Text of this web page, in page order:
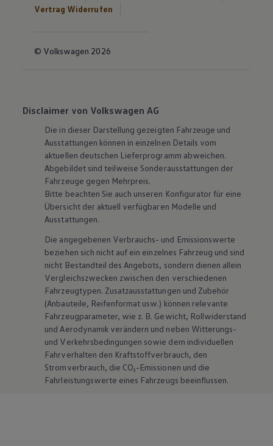
Vertrag Widerrufen
© Volkswagen 2026
Disclaimer von Volkswagen AG
Die in dieser Darstellung gezeigten Fahrzeuge und
Ausstattungen können in einzelnen Details vom
aktuellen deutschen Lieferprogramm abweichen.
Abgebildet sind teilweise Sonderausstattungen der
Fahrzeuge gegen Mehrpreis.
Bitte beachten Sie auch unseren Konfigurator für eine
Übersicht der aktuell verfügbaren Modelle und
Ausstattungen.
Die angegebenen Verbrauchs- und Emissionswerte
beziehen sich nicht auf ein einzelnes Fahrzeug und sind
nicht Bestandteil des Angebots, sondern dienen allein
Vergleichszwecken zwischen den verschiedenen
Fahrzeugtypen. Zusatzausstattungen und Zubehör
(Anbauteile, Reifenformat usw.) können relevante
Fahrzeugparameter, wie z. B. Gewicht, Rollwiderstand
und Aerodynamik verändern und neben Witterungs-
und Verkehrsbedingungen sowie dem individuellen
Fahrverhalten den Kraftstoffverbrauch, den
Stromverbrauch, die CO₂-Emissionen und die
Fahrleistungswerte eines Fahrzeugs beeinflussen.